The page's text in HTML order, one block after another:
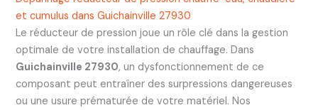
et cumulus dans Guichainville 27930
Le réducteur de pression joue un rôle clé dans la gestion
optimale de votre installation de chauffage. Dans
Guichainville 27930, un dysfonctionnement de ce
composant peut entraîner des surpressions dangereuses
ou une usure prématurée de votre matériel. Nos